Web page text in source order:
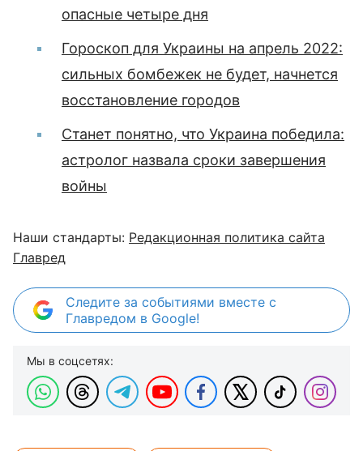
опасные четыре дня
Гороскоп для Украины на апрель 2022:
сильных бомбежек не будет, начнется
восстановление городов
Станет понятно, что Украина победила:
астролог назвала сроки завершения
войны
Наши стандарты: Редакционная политика сайта
Главред
Следите за событиями вместе с
Главредом в Google!
Мы в соцсетях: